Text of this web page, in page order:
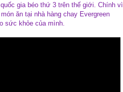
gia béo thứ 3 trên thế giới. Chính vì
ăn tại nhà hàng chay Evergreen
sức khỏe của mình.